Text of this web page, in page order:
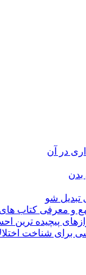
در آن
بدن
تبدیل شو
و معرفی کتاب های
پیچیده ترین
برای شناخت